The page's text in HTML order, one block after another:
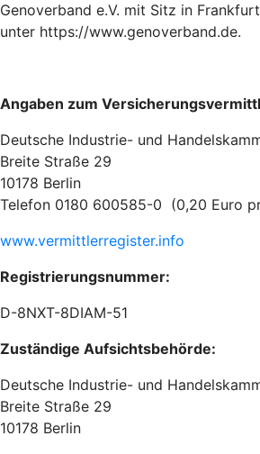
Genoverband e.V. mit Sitz in
unter https://www.genoverband.de.
Angaben zum
Deutsche Industrie- und
Breite Straße 29
10178 Berlin
Telefon 0180 600585-0 (0,20 Euro
www.vermittlerregister.info
Registrierungsnummer:
D-8NXT-8DIAM-51
Zuständige Aufsichtsbehörde:
Deutsche Industrie- und
Breite Straße 29
10178 Berlin